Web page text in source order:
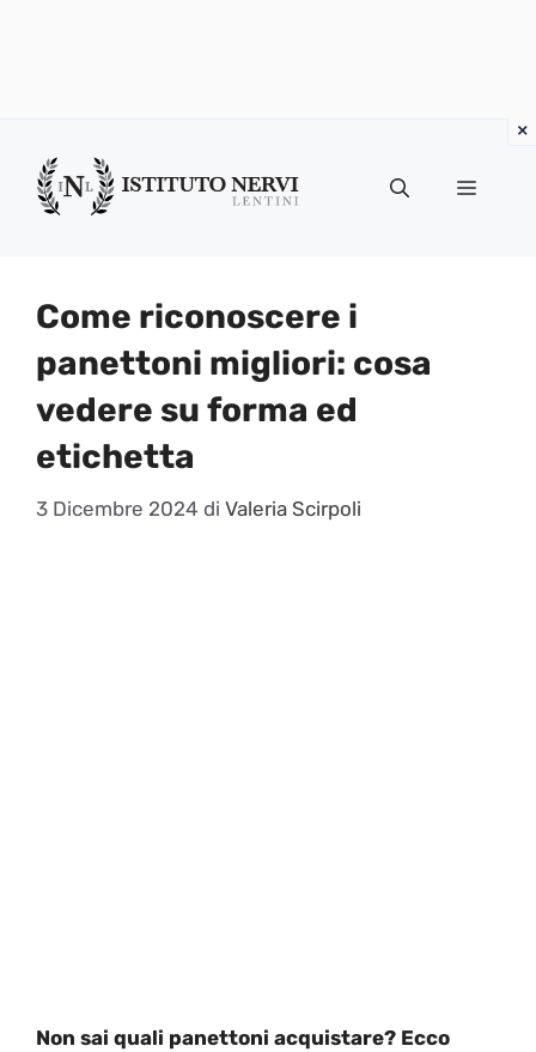
contenuto
Menu
Come riconoscere i
panettoni migliori: cosa
vedere su forma ed
etichetta
3 Dicembre 2024 di Valeria Scirpoli
Non sai quali panettoni acquistare? Ecco